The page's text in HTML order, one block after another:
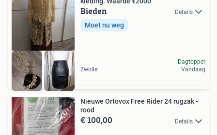
Bieden Details
Moet nu weg
Zwolle
Dagtopper
Vandaag
Nieuwe Ortovox Free Rider 24 rugzak -
rood
€ 100,00 Details